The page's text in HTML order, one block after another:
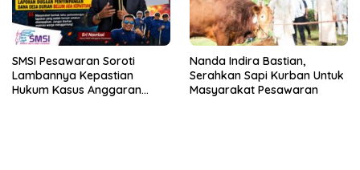
SMSI Pesawaran Soroti
Lambannya Kepastian
Hukum Kasus Anggaran
Nanda Indira Bastian,
Serahkan Sapi Kurban Untuk
Masyarakat Pesawaran